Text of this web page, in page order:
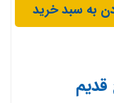
به سبد خرید